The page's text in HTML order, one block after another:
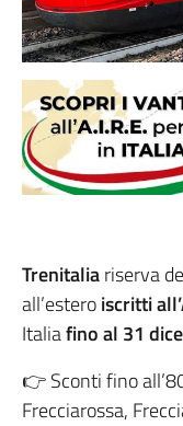
Trenitaliariserva
all’esteroiscritti
Italiafino al 31
👉 Sconti fino
Frecciarossa,